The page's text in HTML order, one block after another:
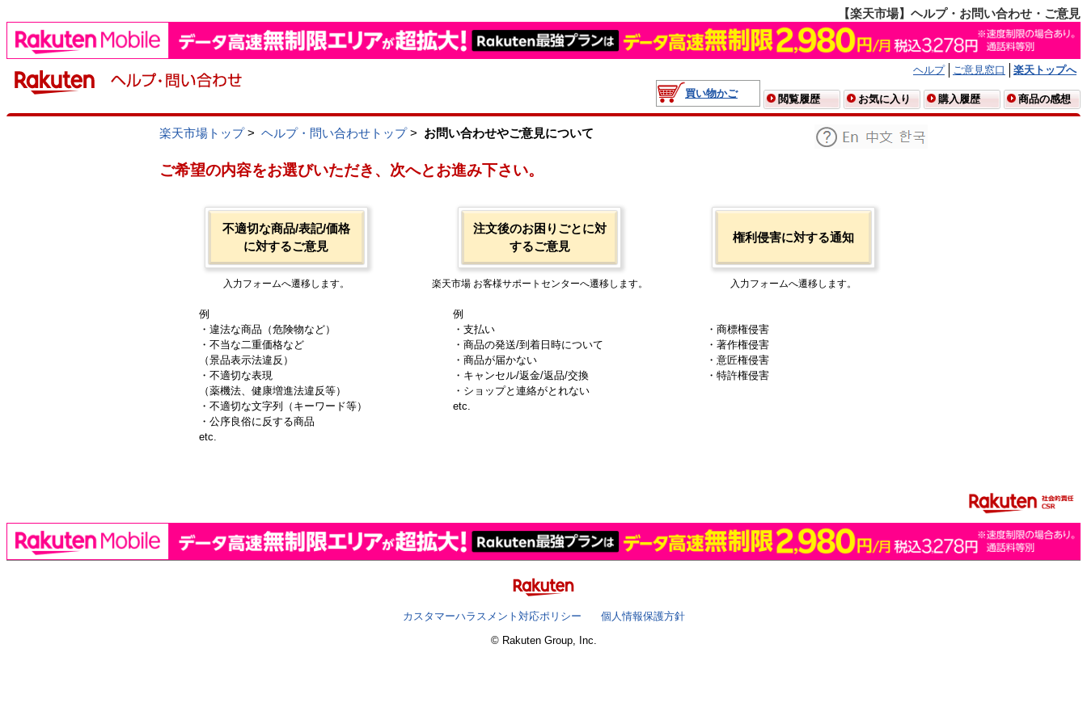
【楽天市場】ヘルプ・お問い合わせ・ご意見
ヘルプ ご意見窓口
楽天トップへ
買い物かご
閲覧履歴 お気に入り 購入履歴 商品の感想
楽天市場トップ> ヘルプ・問い合わせトップ> お問い合わせやご意見について
ご希望の内容をお選びいただき、次へとお進み下さい。
不適切な商品/表記/価格
に対するご意見
入力フォームへ遷移します。
例
・違法な商品（危険物など）
・不当な二重価格など
（景品表示法違反）
・不適切な表現
（薬機法、健康増進法違反等）
・不適切な文字列（キーワード等）
・公序良俗に反する商品
etc.
注文後のお困りごとに対
するご意見
楽天市場 お客様サポートセンターへ遷移します。
例
・支払い
・商品の発送/到着日時について
・商品が届かない
・キャンセル/返金/返品/交換
・ショップと連絡がとれない
etc.
権利侵害に対する通知
入力フォームへ遷移します。
・商標権侵害
・著作権侵害
・意匠権侵害
・特許権侵害
カスタマーハラスメント対応ポリシー
個人情報保護方針
© Rakuten Group, Inc.